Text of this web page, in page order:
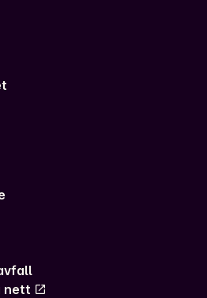
nett